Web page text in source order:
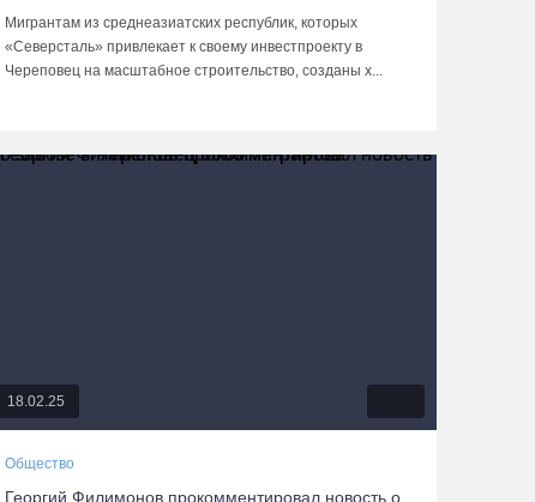
Мигрантам из среднеазиатских республик, которых
«Северсталь» привлекает к своему инвестпроекту в
Череповец на масштабное строительство, созданы х...
18.02.25
Общество
Георгий Филимонов прокомментировал новость о